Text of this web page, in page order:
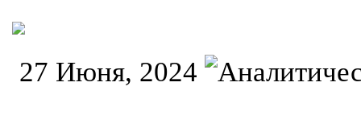
27 Июня, 2024